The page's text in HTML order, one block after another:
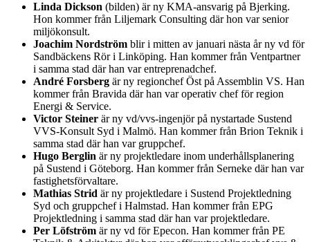
Linda Dickson (bilden) är ny KMA-ansvarig på Bjerking.
Hon kommer från Liljemark Consulting där hon var senior
miljökonsult.
Joachim Nordström blir i mitten av januari nästa år ny vd för
Sandbäckens Rör i Linköping. Han kommer från Ventpartner
i samma stad där han var entreprenadchef.
André Forsberg är ny regionchef Öst på Assemblin VS. Han
kommer från Bravida där han var operativ chef för region
Energi & Service.
Victor Steiner är ny vd/vvs-ingenjör på nystartade Sustend
VVS-Konsult Syd i Malmö. Han kommer från Brion Teknik i
samma stad där han var gruppchef.
Hugo Berglin är ny projektledare inom underhållsplanering
på Sustend i Göteborg. Han kommer från Serneke där han var
fastighetsförvaltare.
Mathias Strid är ny projektledare i Sustend Projektledning
Syd och gruppchef i Halmstad. Han kommer från EPG
Projektledning i samma stad där han var projektledare.
Per Löfström är ny vd för Epecon. Han kommer från PE